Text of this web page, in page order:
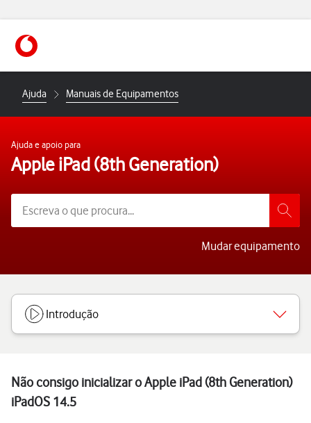
https://www.vodafone.pt
Ajuda Manuais de Equipamentos
Ajuda e apoio para
Apple iPad (8th Generation)
Mudar equipamento
Introdução
Não consigo inicializar o Apple iPad (8th Generation)
iPadOS 14.5